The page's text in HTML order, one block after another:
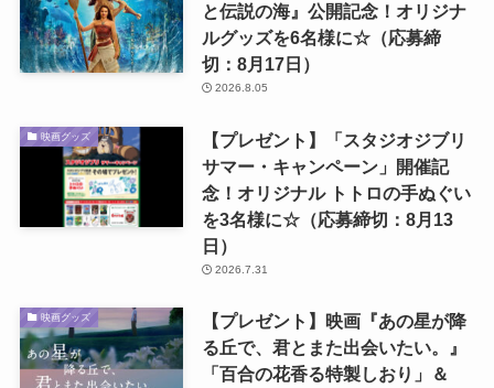
と伝説の海』公開記念！オリジナ
ルグッズを6名様に☆（応募締
切：8月17日）
2026.8.05
映画グッズ
【プレゼント】「スタジオジブリ
サマー・キャンペーン」開催記
念！オリジナル トトロの手ぬぐい
を3名様に☆（応募締切：8月13
日）
2026.7.31
映画グッズ
【プレゼント】映画『あの星が降
る丘で、君とまた出会いたい。』
「百合の花香る特製しおり」＆